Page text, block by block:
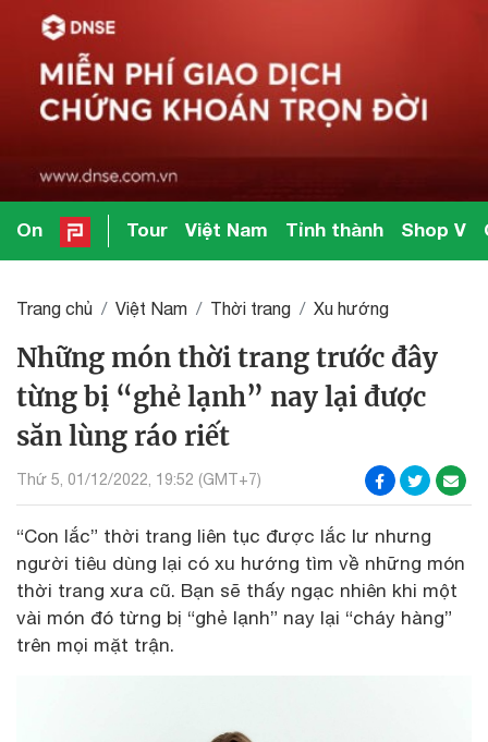
On Tour Việt Nam Tỉnh thành Shop V
Trang chủ Việt Nam Thời trang Xu hướng
Những món thời trang trước đây
từng bị “ghẻ lạnh” nay lại được
săn lùng ráo riết
Thứ 5, 01/12/2022, 19:52 (GMT+7)
“Con lắc” thời trang liên tục được lắc lư nhưng
người tiêu dùng lại có xu hướng tìm về những món
thời trang xưa cũ. Bạn sẽ thấy ngạc nhiên khi một
vài món đó từng bị “ghẻ lạnh” nay lại “cháy hàng”
trên mọi mặt trận.